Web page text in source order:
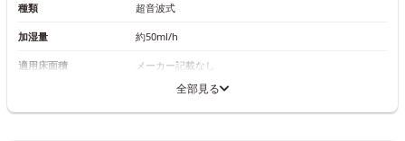
種類 超音波式
加湿量 約50ml/h
適用床面積 メーカー記載なし
全部見る